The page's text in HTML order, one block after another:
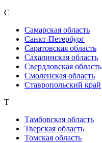
С
Самарская область
Санкт-Петербург
Саратовская область
Сахалинская область
Свердловская область
Смоленская область
Ставропольский край
Т
Тамбовская область
Тверская область
Томская область